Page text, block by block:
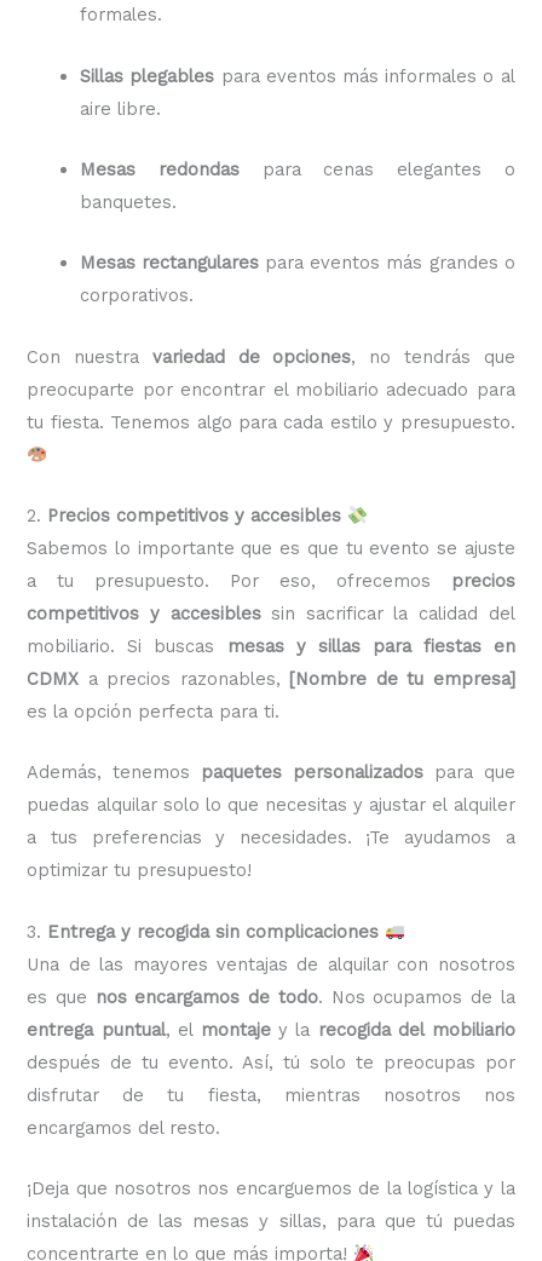
formales.
Sillas plegables para eventos más informales o al
aire libre.
Mesas redondaspara cenas elegantes o
banquetes.
Mesas rectangulares para eventos más grandes o
corporativos.
Con nuestra variedad de opciones, no tendrás que
preocuparte por encontrar el mobiliario adecuado para
tu fiesta. Tenemos algo para cada estilo y presupuesto.
2. Precios competitivos y accesibles
Sabemos lo importante que es que tu evento se ajuste
a tu presupuesto. Por eso, ofrecemos
precios
competitivos y accesiblessin sacrificar la calidad del
mobiliario. Si buscas
mesas y sillas para fiestas en
CDMX a precios razonables, [Nombre de tu empresa]
es la opción perfecta para ti.
Además, tenemos paquetes personalizadospara que
puedas alquilar solo lo que necesitas y ajustar el alquiler
a tus preferencias y necesidades. ¡Te ayudamos a
optimizar tu presupuesto!
3. Entrega y recogida sin complicaciones
Una de las mayores ventajas de alquilar con nosotros
es que nos encargamos de todo. Nos ocupamos de la
entrega puntual, el montajey la recogida del mobiliario
después de tu evento. Así, tú solo te preocupas por
disfrutar de tu fiesta, mientras nosotros nos
encargamos del resto.
¡Deja que nosotros nos encarguemos de la logística y la
instalación de las mesas y sillas, para que tú puedas
concentrarte en lo que más importa!